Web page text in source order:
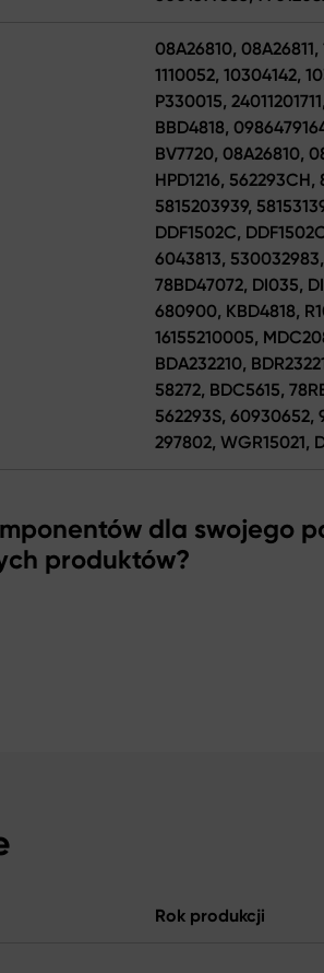
08A26810, 08A26811,
1110052, 10304142,
P330015,
BBD4818,
BV7720, 08A26810,
HPD1216,
5815203939,
DDF1502C,
6043813, 530032983,
78BD47072, DI035,
680900, KBD4818,
16155210005,
BDA232210,
58272, BDC5615,
562293S, 60930652,
297802, WGR15021,
dla swojego
produktów?
Rok produkcji